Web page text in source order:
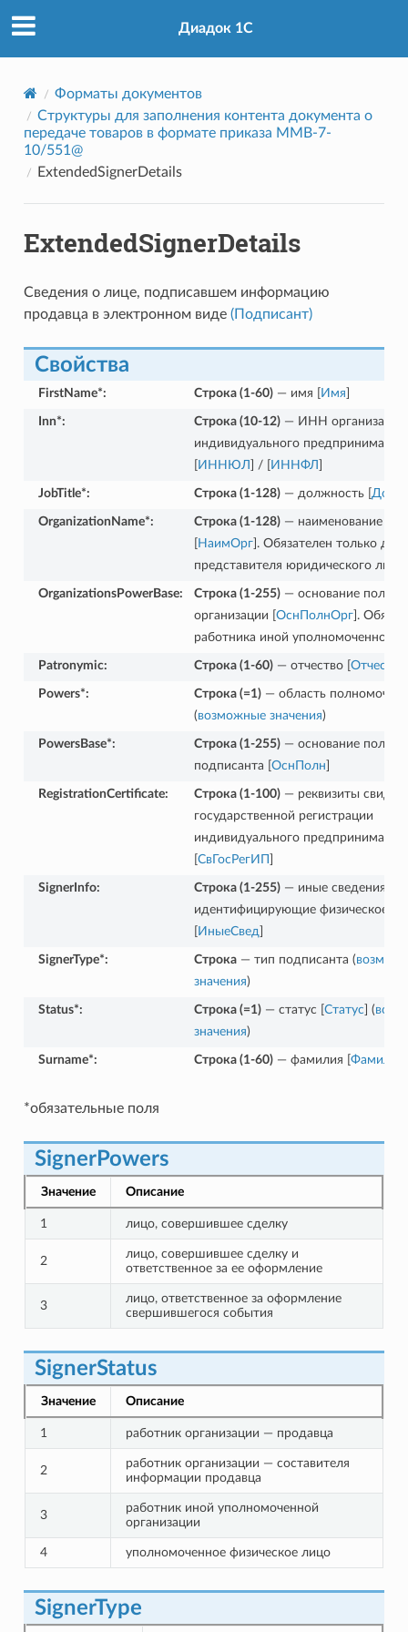
Диадок 1С
Форматы документов
Структуры для заполнения контента документа о
передаче товаров в формате приказа ММВ-7-
10/551@
ExtendedSignerDetails
ExtendedSignerDetails
Сведения о лице, подписавшем информацию
продавца в электронном виде (Подписант)
Свойства
FirstName*: Строка (1-60)— имя [ Имя
Inn*: Строка (10-12)— ИНН организации
индивидуального
ИННЮЛ ] / [ ИННФЛ
JobTitle*: Строка (1-128)— должность [
OrganizationName*: Строка (1-128)— наименование
НаимОрг]. Обязателен только для
представителя юридического лица
OrganizationsPowerBase: Строка (1-255)— основание
организации [ ОснПолнОрг].
работника иной уполномоченной
Patronymic: Строка (1-60)— отчество [ Отчество
Powers*: Строка (=1)— область полномочий
(возможные значения)
PowersBase*: Строка (1-255)— основание
подписанта [ ОснПолн
RegistrationCertificate: Строка (1-100)— реквизиты
государственной регистрации
индивидуального
СвГосРегИП
SignerInfo: Строка (1-255)— иные сведения,
идентифицирующие физическое
ИныеСвед
SignerType*: Строка— тип подписанта (
значения)
Status*: Строка (=1)— статус [ Статус ] (
значения)
Surname*: Строка (1-60)— фамилия [ Фамилия
*обязательные поля
SignerPowers
Значение Описание
1 лицо, совершившее сделку
2
лицо, совершившее сделку и
ответственное за ее оформление
3
лицо, ответственное за оформление
свершившегося события
SignerStatus
Значение Описание
1 работник организации — продавца
2
работник организации — составителя
информации продавца
3
работник иной уполномоченной
организации
4 уполномоченное физическое лицо
SignerType